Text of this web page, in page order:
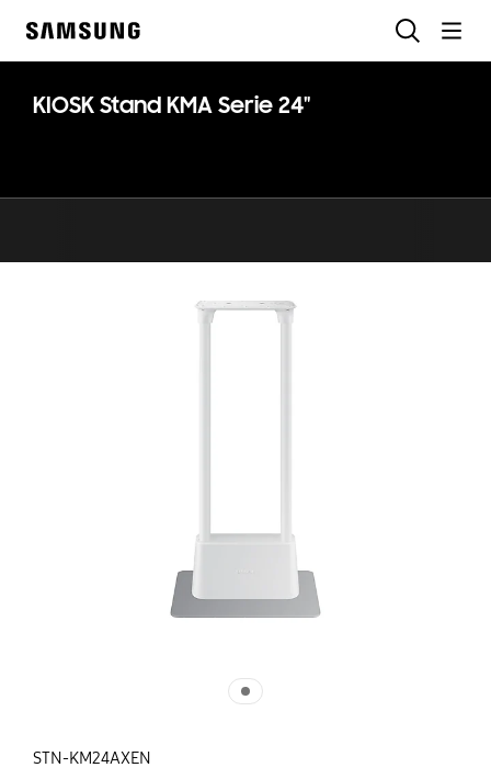
KIOSK Stand KMA Serie 24"
STN-KM24AXEN